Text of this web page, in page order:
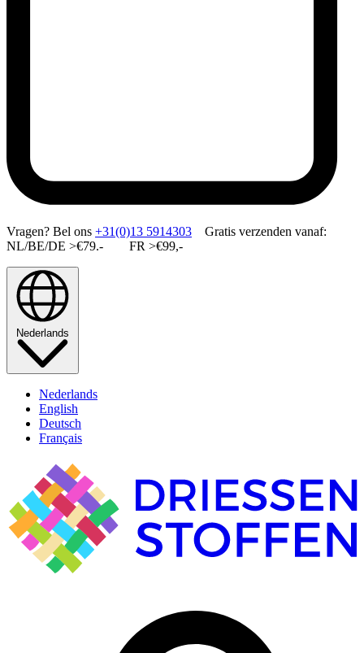
Vragen? Bel ons +31(0)13 5914303 Gratis verzenden vanaf:
NL/BE/DE >€79.- FR >€99,-
Nederlands
Nederlands
English
Deutsch
Français